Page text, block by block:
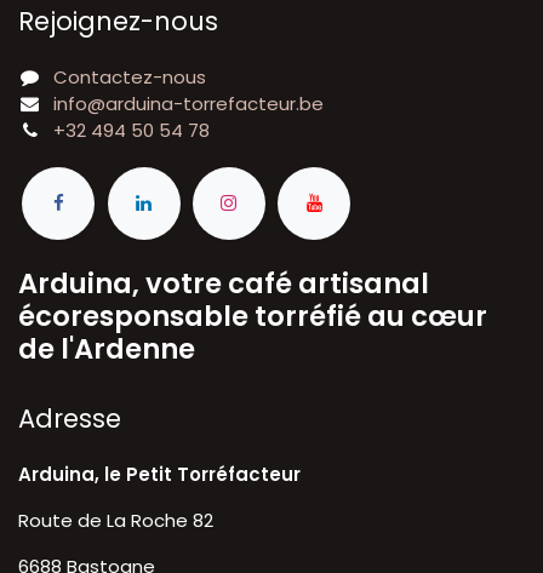
Rejoignez-nous
Contactez-nous
info@arduina-torrefacteur.be
+32 494 50 54 78
Arduina, votre café artisanal
écoresponsable torréfié au cœur
de l'Ardenne
A​dresse
Arduina, le Petit Torréfacteur
Route de La Roche 82
6688 Bastogne